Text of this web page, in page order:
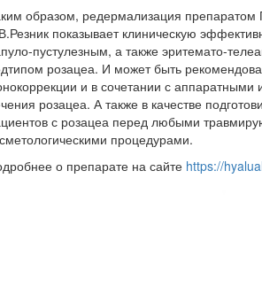
образом, редермализация препаратом
показывает клиническую
пустулезным, а также эритемато-
розацеа. И может быть
и в сочетании с аппаратными
розацеа. А также в качестве
с розацеа перед любыми
процедурами.
о препарате на сайте https://